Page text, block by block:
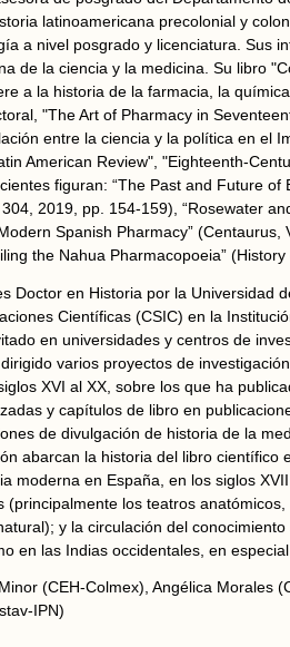
latinoamericana precolonial y
a nivel posgrado y licenciatura. Sus
de la ciencia y la medicina. Su libro
a la historia de la farmacia, la
"The Art of Pharmacy in
entre la ciencia y la política en el
American Review", "Eighteenth-
figuran: “The Past and Future of
2019, pp. 154-159), “Rosewater
Spanish Pharmacy”
the Nahua Pharmacopoeia”
Doctor en Historia por la Universidad
Científicas (CSIC) en la
en universidades y centros de
varios proyectos de
XVI al XX, sobre los que ha
y capítulos de libro en
de divulgación de historia de la
abarcan la historia del libro científico
moderna en España, en los siglos
(principalmente los teatros
y la circulación del
en las Indias occidentales, en especial
(CEH-Colmex), Angélica Morales
IPN)